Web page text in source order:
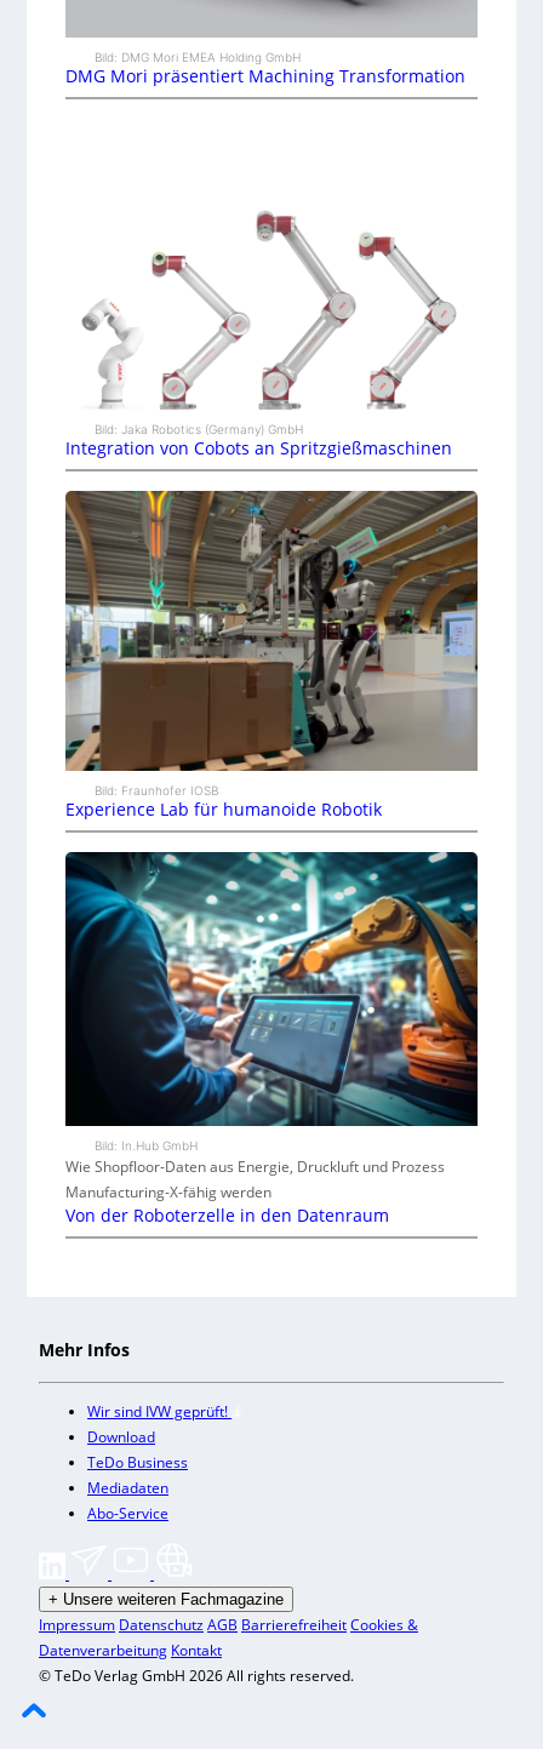
Bild: DMG Mori EMEA Holding GmbH
DMG Mori präsentiert Machining Transformation
Bild: Jaka Robotics (Germany) GmbH
Integration von Cobots an Spritzgießmaschinen
Bild: Fraunhofer IOSB
Experience Lab für humanoide Robotik
Bild: In.Hub GmbH
Wie Shopfloor-Daten aus Energie, Druckluft und Prozess
Manufacturing-X-fähig werden
Von der Roboterzelle in den Datenraum
Mehr Infos
Wir sind IVW geprüft!
Download
TeDo Business
Mediadaten
Abo-Service
+ Unsere weiteren Fachmagazine
Impressum DatenschutzAGB BarrierefreiheitCookies &
Datenverarbeitung Kontakt
© TeDo Verlag GmbH 2026 All rights reserved.